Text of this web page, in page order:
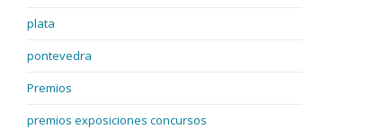
plata
pontevedra
Premios
premios exposiciones concursos